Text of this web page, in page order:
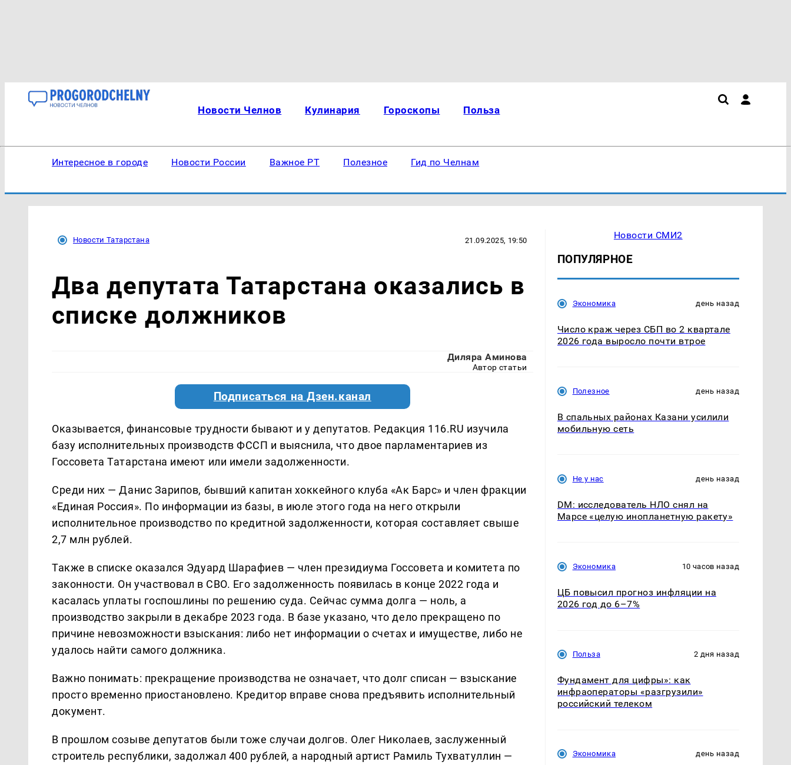
Новости Челнов Кулинария Гороскопы Польза
Интересное в городе Новости России Важное РТ Полезное Гид по Челнам
Новости Татарстана 21.09.2025, 19:50
Два депутата Татарстана оказались в
списке должников
Диляра Аминова
Автор статьи
Подписаться на Дзен.канал
Оказывается, финансовые трудности бывают и у депутатов. Редакция 116.RU изучила
базу исполнительных производств ФССП и выяснила, что двое парламентариев из
Госсовета Татарстана имеют или имели задолженности.
Среди них — Данис Зарипов, бывший капитан хоккейного клуба «Ак Барс» и член фракции
«Единая Россия». По информации из базы, в июле этого года на него открыли
исполнительное производство по кредитной задолженности, которая составляет свыше
2,7 млн рублей.
Также в списке оказался Эдуард Шарафиев — член президиума Госсовета и комитета по
законности. Он участвовал в СВО. Его задолженность появилась в конце 2022 года и
касалась уплаты госпошлины по решению суда. Сейчас сумма долга — ноль, а
производство закрыли в декабре 2023 года. В базе указано, что дело прекращено по
причине невозможности взыскания: либо нет информации о счетах и имуществе, либо не
удалось найти самого должника.
Важно понимать: прекращение производства не означает, что долг списан — взыскание
просто временно приостановлено. Кредитор вправе снова предъявить исполнительный
документ.
В прошлом созыве депутатов были тоже случаи долгов. Олег Николаев, заслуженный
строитель республики, задолжал 400 рублей, а народный артист Рамиль Тухватуллин —
Новости СМИ2
ПОПУЛЯРНОЕ
Экономика день назад
Число краж через СБП во 2 квартале
2026 года выросло почти втрое
Полезное день назад
В спальных районах Казани усилили
мобильную сеть
Не у нас день назад
DM: исследователь НЛО снял на
Марсе «целую инопланетную ракету»
Экономика 10 часов назад
ЦБ повысил прогноз инфляции на
2026 год до 6–7%
Польза 2 дня назад
Фундамент для цифры»: как
инфраоператоры «разгрузили»
российский телеком
Экономика день назад